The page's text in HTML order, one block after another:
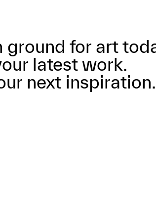
ground for art
latest work.
next inspiration.